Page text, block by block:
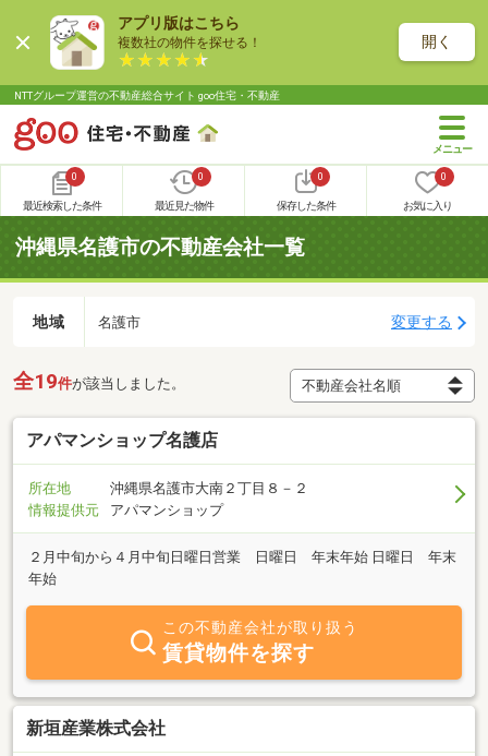
アプリ版はこちら
複数社の物件を探せる！ 開く
NTTグループ運営の不動産総合サイト goo住宅・不動産
0
最近検索した条件
0
最近見た物件
0
保存した条件
0
お気に入り
沖縄県名護市の不動産会社一覧
地域 名護市 変更する
全19件が該当しました。
アパマンショップ名護店
所在地
沖縄県名護市大南２丁目８－２
情報提供元
アパマンショップ
２月中旬から４月中旬日曜日営業 日曜日 年末年始 日曜日 年末
年始
この不動産会社が取り扱う
賃貸物件を探す
新垣産業株式会社